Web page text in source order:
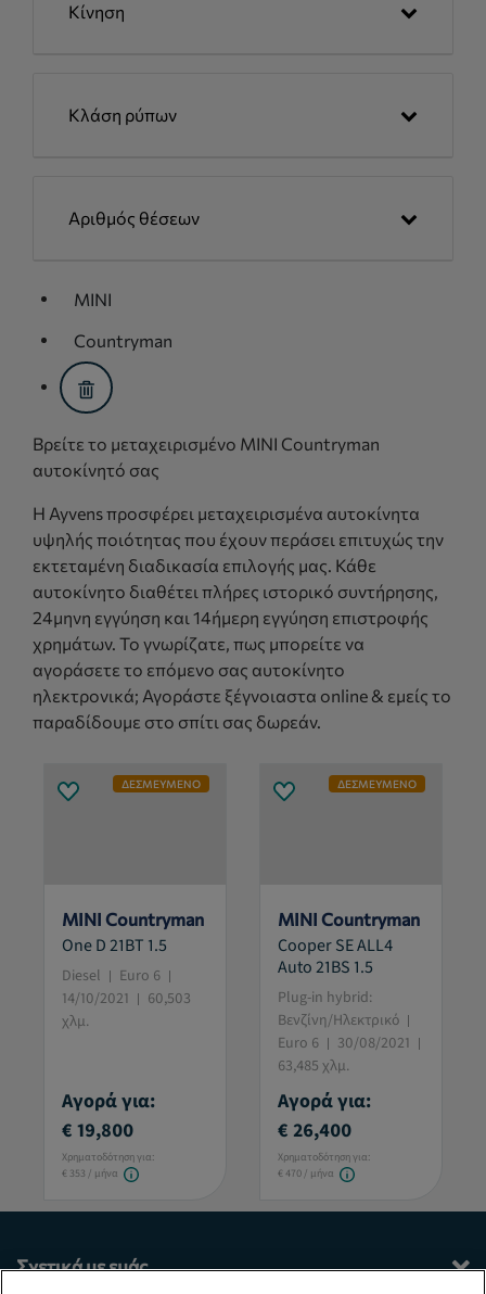
Κίνηση
Κλάση ρύπων
Αριθμός θέσεων
MINI
Countryman
assistive.text.remove.filter.button
Βρείτε το μεταχειρισμένο MINI Countryman
αυτοκίνητό σας
Η Ayvens προσφέρει μεταχειρισμένα αυτοκίνητα
υψηλής ποιότητας που έχουν περάσει επιτυχώς την
εκτεταμένη διαδικασία επιλογής μας. Κάθε
αυτοκίνητο διαθέτει πλήρες ιστορικό συντήρησης,
24μηνη εγγύηση και 14ήμερη εγγύηση επιστροφής
χρημάτων. Το γνωρίζατε, πως μπορείτε να
αγοράσετε το επόμενο σας αυτοκίνητο
ηλεκτρονικά; Αγοράστε ξέγνοιαστα online & εμείς το
παραδίδουμε στο σπίτι σας δωρεάν.
ΔΕΣΜΕΥΜΈΝΟ
MINI Countryman
One D 21BT 1.5
Diesel
Euro 6
14/10/2021
60,503
χλμ.
Αγορά για:
€ 19,800
Χρηματοδότηση για:
€ 353 / μήνα
ΔΕΣΜΕΥΜΈΝΟ
MINI Countryman
Cooper SE ALL4
Auto 21BS 1.5
Plug-in hybrid:
Βενζίνη/Ηλεκτρικό
Euro 6
30/08/2021
63,485 χλμ.
Αγορά για:
€ 26,400
Χρηματοδότηση για:
€ 470 / μήνα
Σχετικά με εμάς